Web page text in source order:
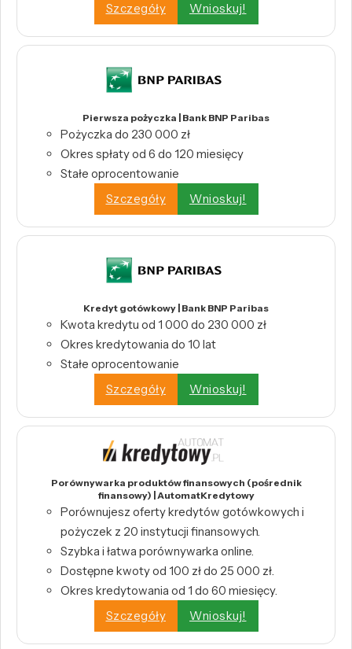
Szczegóły
Wnioskuj!
Pierwsza pożyczka | Bank BNP Paribas
Pożyczka do 230 000 zł
Okres spłaty od 6 do 120 miesięcy
Stałe oprocentowanie
Szczegóły
Wnioskuj!
Kredyt gotówkowy | Bank BNP Paribas
Kwota kredytu od 1 000 do 230 000 zł
Okres kredytowania do 10 lat
Stałe oprocentowanie
Szczegóły
Wnioskuj!
Porównywarka produktów finansowych (pośrednik
finansowy) | AutomatKredytowy
Porównujesz oferty kredytów gotówkowych i
pożyczek z 20 instytucji finansowych.
Szybka i łatwa porównywarka online.
Dostępne kwoty od 100 zł do 25 000 zł.
Okres kredytowania od 1 do 60 miesięcy.
Szczegóły
Wnioskuj!